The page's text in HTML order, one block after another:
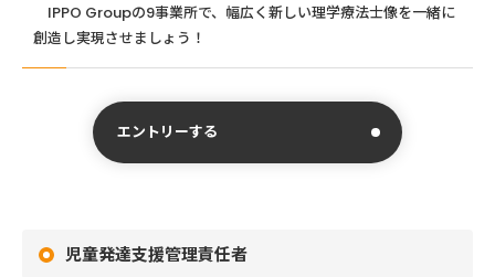
IPPO Groupの9事業所で、幅広く新しい理学療法士像を一緒に
創造し実現させましょう！
エントリーする
児童発達支援管理責任者